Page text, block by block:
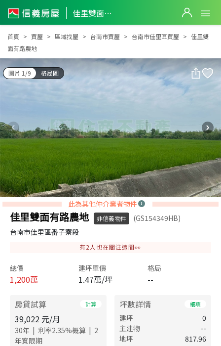
佳里雙面有路農地
佳里雙面有路農地
首頁 買屋 區域找屋 台南市買屋 台南市佳里區買屋
佳里雙
面有路農地
圖片 1/9 格局圖
此為其他仲介業者物件
佳里雙面有路農地 非信義物件
(GS154349HB)
台南市佳里區番子寮段
有2 人也在關注這間👀
總價
1,200萬
建坪單價
1.47萬/坪
格局
--
房貸試算 計算
39,022 元/月
30年 | 利率2.35%概算 | 2
年寬限期
坪數詳情 細項
建坪
0
主建物
--
地坪
817.96